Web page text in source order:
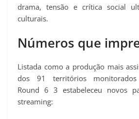
drama, tensão e crítica social
culturais.
Números que
Listada como a produção mais
dos 91 territórios monitorados
Round 6 3 estabeleceu novos
streaming: